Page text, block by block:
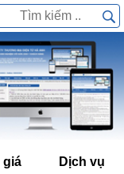
giá Dịch vụ